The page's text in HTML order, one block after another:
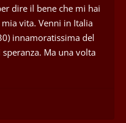
dire il bene che mi hai
vita. Venni in Italia
innamoratissima del
Ma una volta